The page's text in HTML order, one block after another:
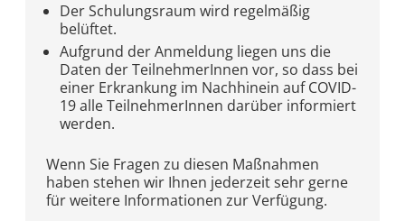
Der Schulungsraum wird regelmäßig
belüftet.
Aufgrund der Anmeldung liegen uns die
Daten der TeilnehmerInnen vor, so dass bei
einer Erkrankung im Nachhinein auf COVID-
19 alle TeilnehmerInnen darüber informiert
werden.
Wenn Sie Fragen zu diesen Maßnahmen
haben stehen wir Ihnen jederzeit sehr gerne
für weitere Informationen zur Verfügung.